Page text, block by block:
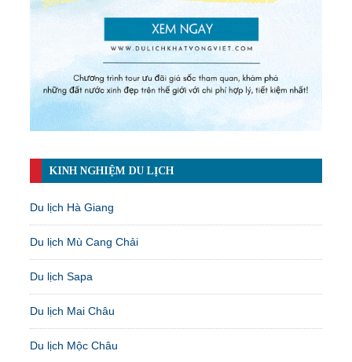
KINH NGHIỆM DU LỊCH
Du lịch Hà Giang
Du lịch Mù Cang Chải
Du lịch Sapa
Du lịch Mai Châu
Du lịch Mộc Châu